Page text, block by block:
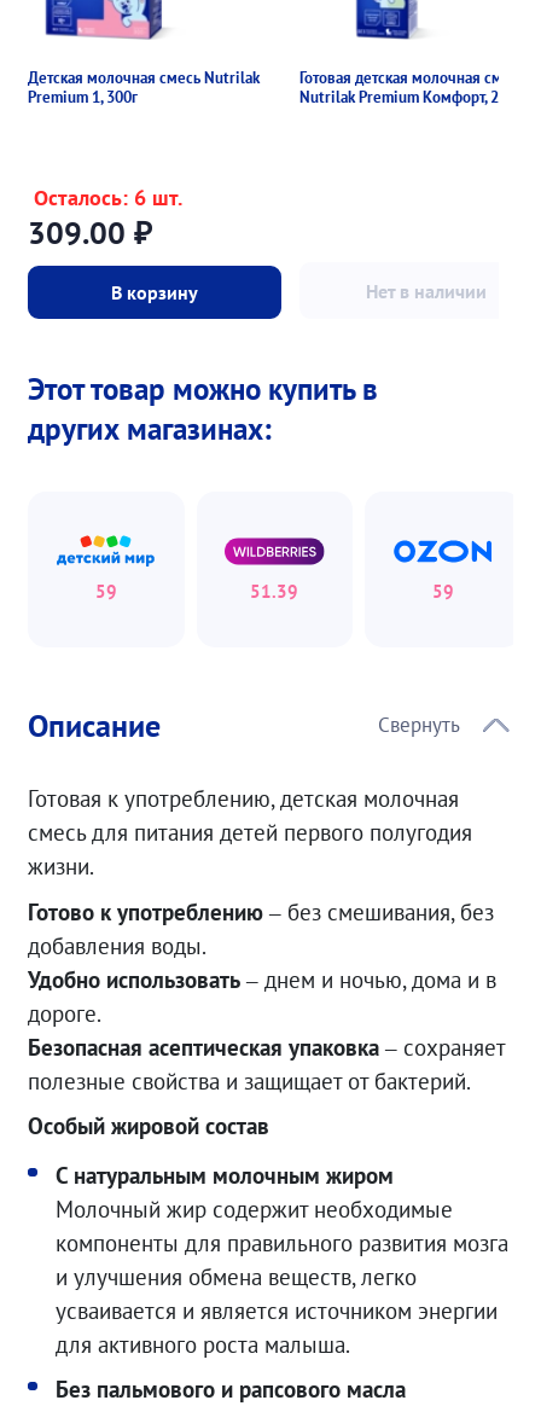
Детская молочная смесь Nutrilak
Premium 1, 300г
309.00 ₽
Осталось: 6 шт.
В корзину
Готовая детская молочная смесь
Nutrilak Premium Комфорт, 200мл
Нет в наличии
Этот товар можно купить в
других магазинах:
59 51.39 59
Описание
Готовая к употреблению, детская молочная
смесь для питания детей первого полугодия
жизни.
Готово к употреблению– без смешивания, без
добавления воды.
Удобно использовать– днем и ночью, дома и в
дороге.
Безопасная асептическая упаковка– сохраняет
полезные свойства и защищает от бактерий.
Особый жировой состав
С натуральным молочным жиром
Молочный жир содержит необходимые
компоненты для правильного развития мозга
и улучшения обмена веществ, легко
усваивается и является источником энергии
для активного роста малыша.
Без пальмового и рапсового масла